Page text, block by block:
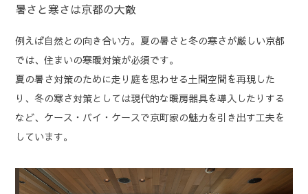
暑さと寒さは京都の大敵
例えば自然との向き合い方。夏の暑さと冬の寒さが厳しい京都
では、住まいの寒暖対策が必須です。
夏の暑さ対策のために走り庭を思わせる土間空間を再現した
り、冬の寒さ対策としては現代的な暖房器具を導入したりする
など、ケース・バイ・ケースで京町家の魅力を引き出す工夫を
しています。